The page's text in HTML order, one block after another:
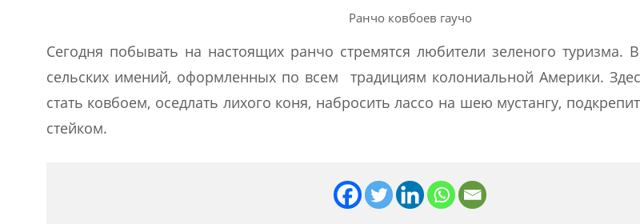
Ранчо ковбоев гаучо
Сегодня побывать на настоящих ранчо стремятся любители зеленого
сельских имений, оформленных по всем традициям колониальной Америки.
стать ковбоем, оседлать лихого коня, набросить лассо на шею мустангу,
стейком.